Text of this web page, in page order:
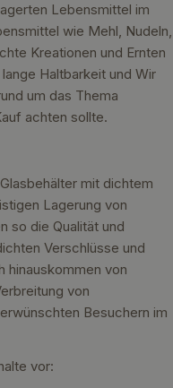
Lebensmittel im
wie Mehl, Nudeln,
Kreationen und Ernten
Haltbarkeit und Wir
um das Thema
achten sollte.
mit dichtem
Lagerung von
so die Qualität und
Verschlüsse und
hinauskommen von
von
Besuchern im
vor: